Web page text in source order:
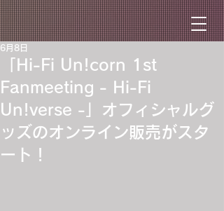
「Hi-Fi Un!corn 1st
Fanmeeting - Hi-Fi
Un!verse -」オフィシャルグ
ッズのオンライン販売がスタ
ート！
6月8日